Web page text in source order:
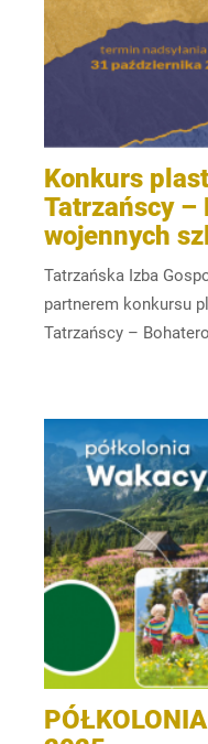
Konkurs
Tatrzańscy –
wojennych
Tatrzańska Izba
partnerem konkursu
Tatrzańscy –